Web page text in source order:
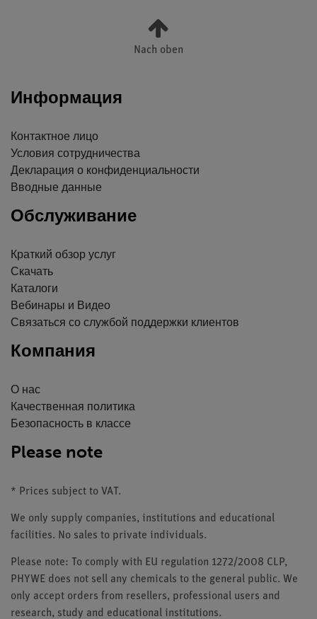
Nach oben
Информация
Контактное лицо
Условия сотрудничества
Декларация о конфиденциальности
Вводные данные
Обслуживание
Краткий обзор услуг
Скачать
Каталоги
Вебинары и Видео
Связаться со службой поддержки клиентов
Компания
О нас
Качественная политика
Безопасность в классе
Please note
* Prices subject to VAT.
We only supply companies, institutions and educational
facilities. No sales to private individuals.
Please note: To comply with EU regulation 1272/2008 CLP,
PHYWE does not sell any chemicals to the general public. We
only accept orders from resellers, professional users and
research, study and educational institutions.